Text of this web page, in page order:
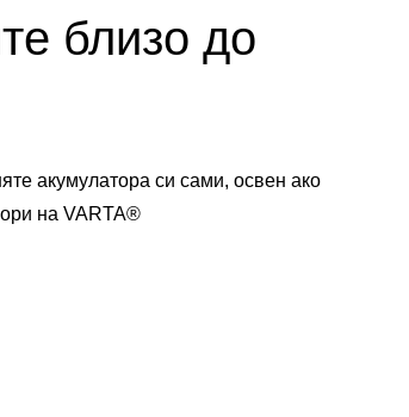
близо до
акумулатора си сами, освен ако
на VARTA®